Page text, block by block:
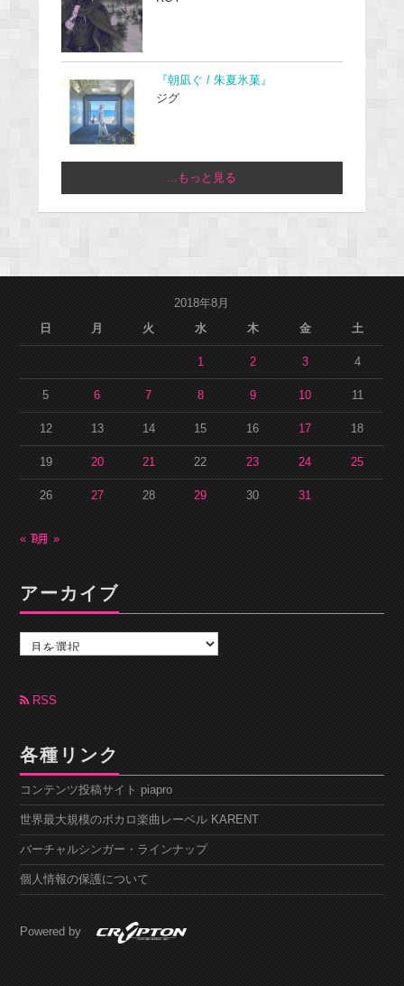
『朝凪ぐ / 朱夏氷菓』
ジグ
...もっと見る
2018年8月
日
月 火 水 木 金 土
1 2 3 4
5 6 7 8 9 10 11
12 13 14 15 16 17 18
19 20 21 22 23 24 25
26 27 28 29 30 31
« 7月9月 »
アーカイブ
カ
ブ RSS
各種リンク
コンテンツ投稿サイト piapro
世界最大規模のボカロ楽曲レーベル KARENT
バーチャルシンガー・ラインナップ
個人情報の保護について
Powered by